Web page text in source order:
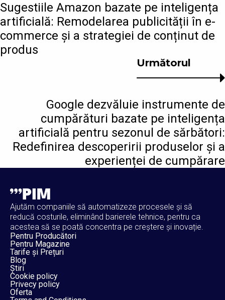
Următorul
Google dezvăluie instrumente de
cumpărături bazate pe inteligența
artificială pentru sezonul de sărbători:
Redefinirea descoperirii produselor și a
experienței de cumpărare
Sugestiile Amazon bazate pe inteligența
artificială: Remodelarea publicității în e-
commerce și a strategiei de conținut de
produs
Ajutăm companiile să automatizeze procesele și să
reducă costurile, eliminând barierele tehnice, pentru ca
acestea să se poată concentra pe creștere și inovație.
Pentru Producători
Pentru Magazine
Tarife și Prețuri
Blog
Știri
Cookie policy
Privecy policy
Oferta